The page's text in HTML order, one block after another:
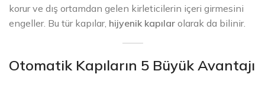
korur ve dış ortamdan gelen kirleticilerin içeri girmesini
engeller. Bu tür kapılar, hijyenik kapılar olarak da bilinir.
Otomatik Kapıların 5 Büyük Avantajı